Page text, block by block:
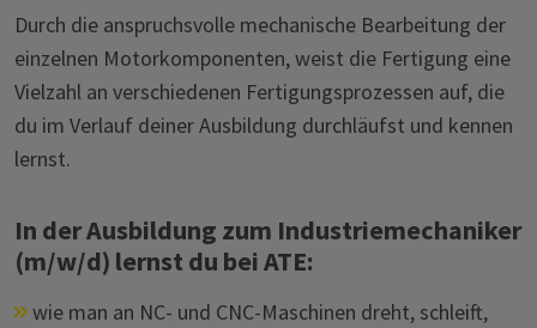
Durch die anspruchsvolle mechanische Bearbeitung der
einzelnen Motorkomponenten, weist die Fertigung eine
Vielzahl an verschiedenen Fertigungsprozessen auf, die
du im Verlauf deiner Ausbildung durchläufst und kennen
lernst.
In der Ausbildung zum Industriemechaniker
(m/w/d) lernst du bei ATE:
wie man an NC- und CNC-Maschinen dreht, schleift,